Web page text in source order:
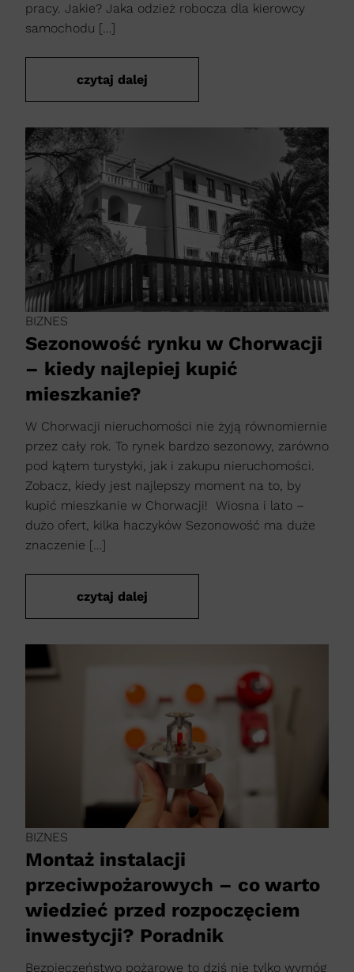
pracy. Jakie? Jaka odzież robocza dla kierowcy
samochodu […]
czytaj dalej
BIZNES
Sezonowość rynku w Chorwacji
– kiedy najlepiej kupić
mieszkanie?
W Chorwacji nieruchomości nie żyją równomiernie
przez cały rok. To rynek bardzo sezonowy, zarówno
pod kątem turystyki, jak i zakupu nieruchomości.
Zobacz, kiedy jest najlepszy moment na to, by
kupić mieszkanie w Chorwacji! Wiosna i lato –
dużo ofert, kilka haczyków Sezonowość ma duże
znaczenie […]
czytaj dalej
BIZNES
Montaż instalacji
przeciwpożarowych – co warto
wiedzieć przed rozpoczęciem
inwestycji? Poradnik
Bezpieczeństwo pożarowe to dziś nie tylko wymóg